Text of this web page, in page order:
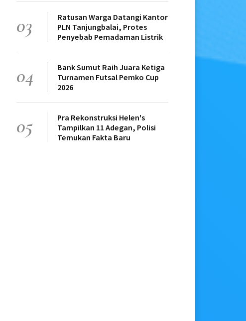
03
Ratusan Warga Datangi Kantor
PLN Tanjungbalai, Protes
Penyebab Pemadaman Listrik
04
Bank Sumut Raih Juara Ketiga
Turnamen Futsal Pemko Cup
2026
05
Pra Rekonstruksi Helen's
Tampilkan 11 Adegan, Polisi
Temukan Fakta Baru